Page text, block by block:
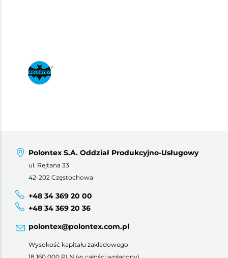
Polontex S.A. Oddział Produkcyjno-Usługowy
ul. Rejtana 33
42-202 Częstochowa
+48 34 369 20 00
+48 34 369 20 36
polontex@polontex.com.pl
Wysokość kapitału zakładowego